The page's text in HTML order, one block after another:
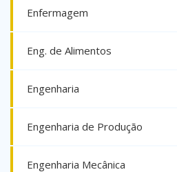
Enfermagem
Eng. de Alimentos
Engenharia
Engenharia de Produção
Engenharia Mecânica